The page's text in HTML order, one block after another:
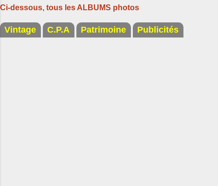
Ci-dessous, tous les ALBUMS photos
Vintage C.P.A Patrimoine Publicités